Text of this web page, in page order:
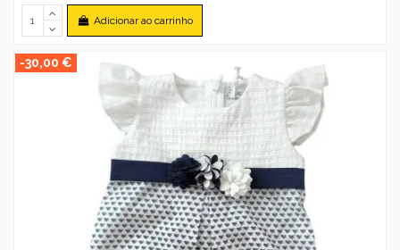
Adicionar ao carrinho
-30,00 €